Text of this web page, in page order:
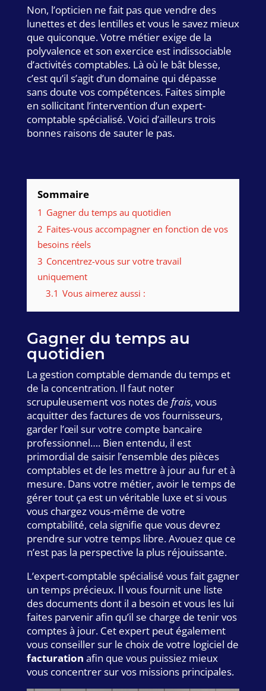
Non, l’opticien ne fait pas que vendre des
lunettes et des lentilles et vous le savez mieux
que quiconque. Votre métier exige de la
polyvalence et son exercice est indissociable
d’activités comptables. Là où le bât blesse,
c’est qu’il s’agit d’un domaine qui dépasse
sans doute vos compétences. Faites simple
en sollicitant l’intervention d’un expert-
comptable spécialisé. Voici d’ailleurs trois
bonnes raisons de sauter le pas.
Sommaire
1 Gagner du temps au quotidien
2 Faites-vous accompagner en fonction de vos
besoins réels
3 Concentrez-vous sur votre travail
uniquement
3.1 Vous aimerez aussi :
Gagner du temps au
quotidien
La gestion comptable demande du temps et
de la concentration. Il faut noter
scrupuleusement vos notes de frais, vous
acquitter des factures de vos fournisseurs,
garder l’œil sur votre compte bancaire
professionnel…. Bien entendu, il est
primordial de saisir l’ensemble des pièces
comptables et de les mettre à jour au fur et à
mesure. Dans votre métier, avoir le temps de
gérer tout ça est un véritable luxe et si vous
vous chargez vous-même de votre
comptabilité, cela signifie que vous devrez
prendre sur votre temps libre. Avouez que ce
n’est pas la perspective la plus réjouissante.
L’expert-comptable spécialisé vous fait gagner
un temps précieux. Il vous fournit une liste
des documents dont il a besoin et vous les lui
faites parvenir afin qu’il se charge de tenir vos
comptes à jour. Cet expert peut également
vous conseiller sur le choix de votre logiciel de
facturation afin que vous puissiez mieux
vous concentrer sur vos missions principales.